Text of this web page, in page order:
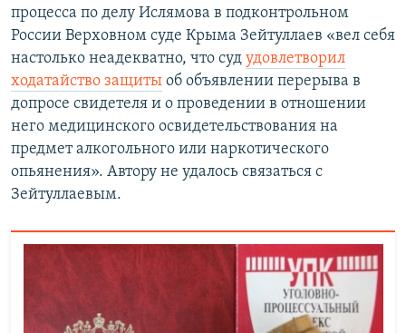
процесса по делу Ислямова в подконтрольном
России Верховном суде Крыма Зейтуллаев «вел себя
настолько неадекватно, что суд удовлетворил
ходатайство защиты об объявлении перерыва в
допросе свидетеля и о проведении в отношении
него медицинского освидетельствования на
предмет алкогольного или наркотического
опьянения». Автору не удалось связаться с
Зейтуллаевым.